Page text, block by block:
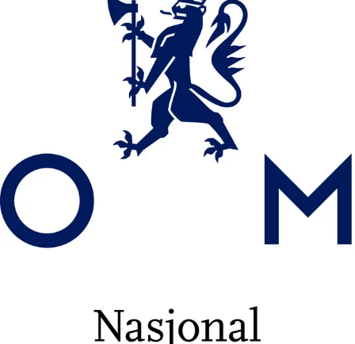
Nasjonal kommunikasjonsmyndighet (Nkom)
og tilgjengelig digital hverdag for alle. Nkom har fått flere nye
ansvarsoppgaver de siste årene, blant annet som koordinerende
myndighet for lov om kunstig intelligens (KI-loven) og ansvarlig for
håndheving av Digitaltjenesteloven (DSA). Norge skal få nytt
nødnett, og Nkom har ansvar for forprosjekt, gjennomføring og drift
Nkom er lokalisert i Lillesand. Mer informasjon finner du på
Vi er på jobb for alle og skal være et godt sted å jobbe - for alle.
Likeverd, likestilling og mangfold er en del av kulturen vår, og vi
ønsker medarbeidere med ulik kompetanse, fagkombinasjoner,
livserfaring og perspektiver som bidrar på hver sin måte til å løse
samfunnsoppdraget vårt. Vi ønsker kvinner og deg med
minoritetsbakgrunn spesielt velkommen til å søke. Vi vil også gjerne
Vi ber deg om å dokumentere all utdanning som er relevant for
stillingen. Legg ved vitnemål og karakterutskrifter i Webcruiter når